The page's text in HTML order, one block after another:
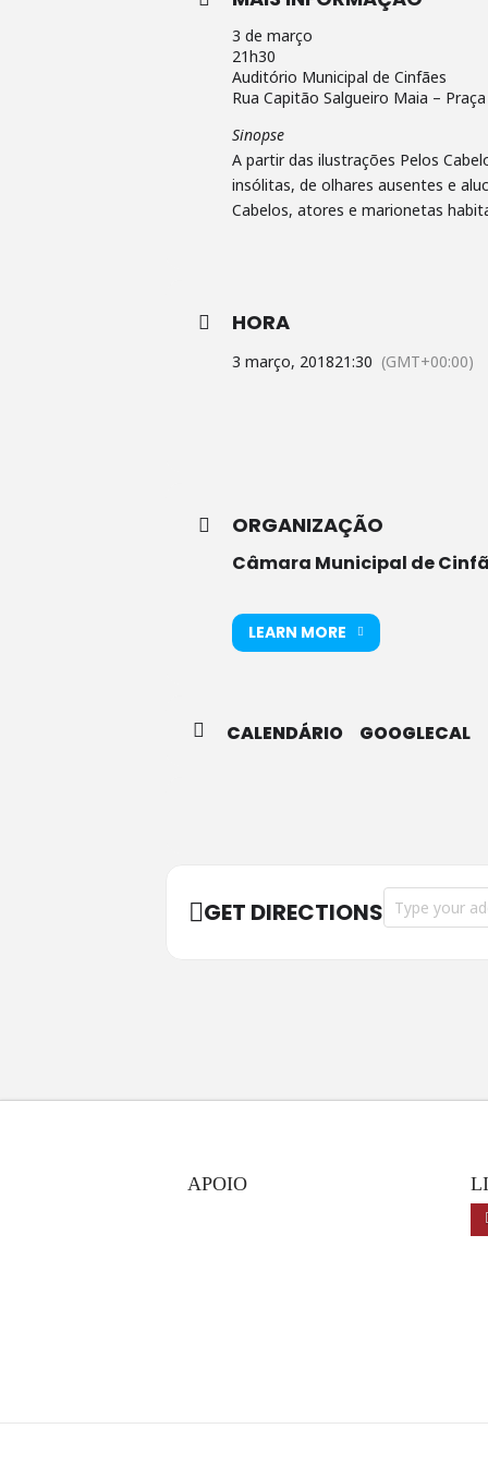
3 de março
21h30
Auditório Municipal de Cinfães
Rua Capitão Salgueiro Maia –
Sinopse
A partir das ilustrações Pelos
insólitas, de olhares ausentes e
Cabelos, atores e marionetas
HORA
3 março, 201821:30 (GMT+00:00)
ORGANIZAÇÃO
Câmara Municipal de
LEARN MORE
CALENDÁRIO GOOGLECAL
GET DIRECTIONS Address -
APOIO